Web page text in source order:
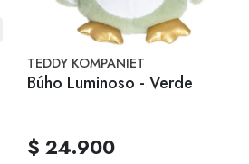
TEDDY KOMPANIET
Búho Luminoso - Verde
$ 24.900